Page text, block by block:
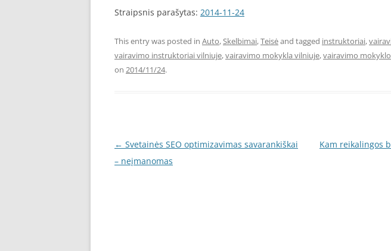
Straipsnis parašytas: 2014-11-24
This entry was posted in Auto,Skelbimai,Teisėand tagged instruktoriai,
vairavimo instruktoriai vilniuje,vairavimo mokykla vilniuje,vairavimo
on 2014/11/24.
Post
navigation
← Svetainės SEO optimizavimas savarankiškai
– neįmanomas
Kam reikalingos